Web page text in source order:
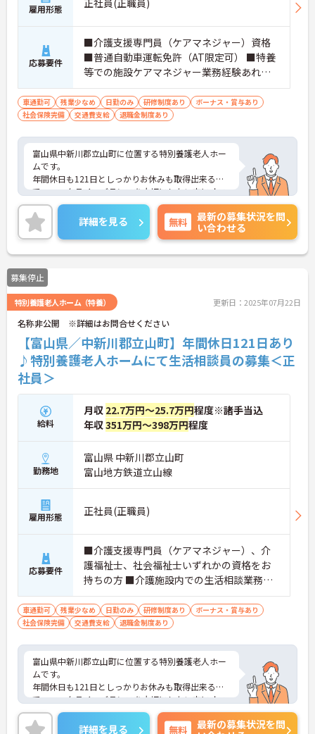
雇用形態 正社員(正職員)
応募要件
■介護支援専門員（ケアマネジャー）資格
■普通自動車運転免許（AT限定可） ■特養
等での施設ケアマネジャー業務経験あれば
尚可 ■介護福祉士あれば尚可
車通勤可 残業少なめ 日勤のみ 研修制度あり
ボーナス・賞与あり
社会保険完備
交通費支給 退職金制度あり
富山県中新川郡立山町に位置する特別養護老人ホー
ムです。
年間休日も121日としっかりお休みも取得出来るの
で、ワークライフバランスを大切にしたい方にオス
スメです。
賞与は年2回、計3.60ヶ月分の支給実績があり、ス
タッフの頑張りをきちんと還元！
ご興味をお持ちの方はお気軽にお問い合わせくださ
い。
詳細を見る 無料
最新の募集状況を問
い合わせる
募集停止
特別養護老人ホーム（特養） 更新日：2025年07月22日
名称非公開 ※詳細はお問合せください
【富山県／中新川郡立山町】年間休日121日あり
♪特別養護老人ホームにて生活相談員の募集＜正
社員＞
給料
月収 22.7万円～25.7万円程度※諸手当込
年収351万円～398万円程度
勤務地
富山県 中新川郡立山町
富山地方鉄道立山線
雇用形態 正社員(正職員)
応募要件
■介護支援専門員（ケアマネジャー）、介
護福祉士、社会福祉士いずれかの資格をお
持ちの方 ■介護施設内での生活相談業務経
験あれば尚良し
車通勤可 残業少なめ 日勤のみ 研修制度あり
ボーナス・賞与あり
社会保険完備
交通費支給 退職金制度あり
富山県中新川郡立山町に位置する特別養護老人ホー
ムです。
年間休日も121日としっかりお休みも取得出来るの
で、ワークライフバランスを大切にしたい方にオス
スメです。
賞与は年2回、計3.60ヶ月分の支給実績があり、ス
詳細を見る 無料
最新の募集状況を問